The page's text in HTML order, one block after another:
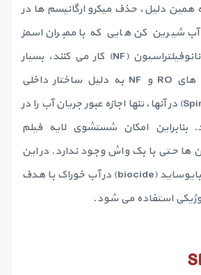
دلیل، حذف میکرو ارگانیسم ها در
شیرین کن هایی که با ممبران اسمز
معکوس (RO) و یا نانوفیلتراسیون (NF) کار می کنند، بسیار
اهمیت دارد. ممبران های RO و NF به دلیل ساختار داخلی
مارپیچی (Spiral Wound) در آنها، تنها اجازه عبور جریان آب را در
امکان شستشوی لایه فیلم
ها حتی با بک واش وجود ندارد. در این
موارد، از تزریق مواد بایوساید (biocide) در آب خوراک با هدف
استفاده می شود.